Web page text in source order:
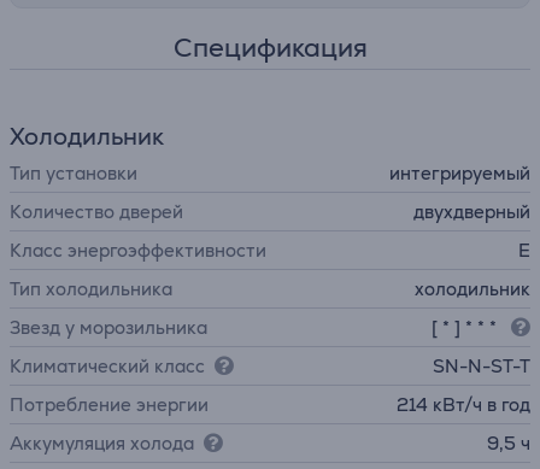
Спецификация
Холодильник
Тип установки
интегрируемый
Количество дверей
двухдверный
Класс энергоэффективности
E
Тип холодильника
холодильник
Звезд у морозильника
[ * ] * * *
Климатический класс
SN-N-ST-T
Потребление энергии
214 кВт/ч в год
Аккумуляция холода
9,5 ч